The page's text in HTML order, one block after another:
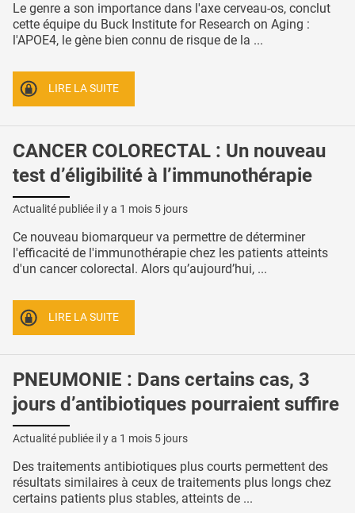
Le genre a son importance dans l'axe cerveau-os, conclut
cette équipe du Buck Institute for Research on Aging :
l'APOE4, le gène bien connu de risque de la ...
LIRE LA SUITE
CANCER COLORECTAL : Un nouveau
test d’éligibilité à l’immunothérapie
Actualité publiée il y a 1 mois 5 jours
Ce nouveau biomarqueur va permettre de déterminer
l'efficacité de l'immunothérapie chez les patients atteints
d'un cancer colorectal. Alors qu’aujourd’hui, ...
LIRE LA SUITE
PNEUMONIE : Dans certains cas, 3
jours d’antibiotiques pourraient suffire
Actualité publiée il y a 1 mois 5 jours
Des traitements antibiotiques plus courts permettent des
résultats similaires à ceux de traitements plus longs chez
certains patients plus stables, atteints de ...